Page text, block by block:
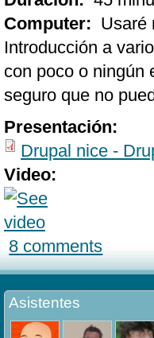
Computer: Usaré
Introducción a
con poco o ningún
seguro que no
Presentación:
Drupal nice -
Video:
8 comments
Asistentes